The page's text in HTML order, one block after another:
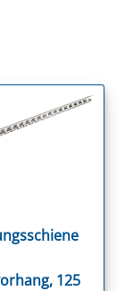
125